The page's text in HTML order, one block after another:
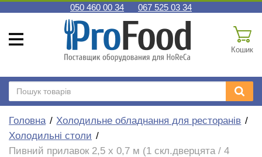
050 460 00 34 067 525 03 34
Кошик
Головна
Холодильне обладнання для ресторанів
Холодильні столи
Пивний прилавок 2,5 x 0,7 м (1 скл.дверцята / 4